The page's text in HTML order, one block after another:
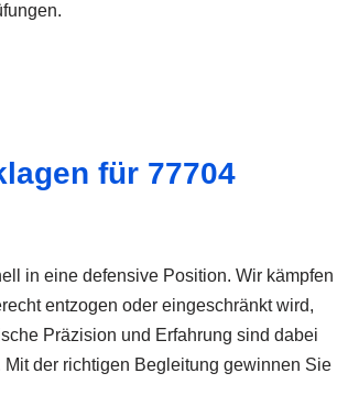
für 77704
in eine defensive Position. Wir kämpfen
entzogen oder eingeschränkt wird,
Präzision und Erfahrung sind dabei
der richtigen Begleitung gewinnen Sie